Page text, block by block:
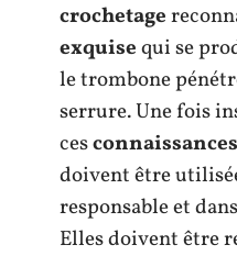
crochetage
exquisequi se
le trombone
serrure. Une fois
ces
doivent être
responsable et
Elles doivent être